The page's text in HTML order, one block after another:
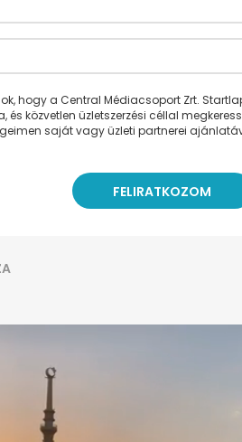
hogy a Central Médiacsoport Zrt.
és közvetlen üzletszerzési céllal
saját vagy üzleti partnerei